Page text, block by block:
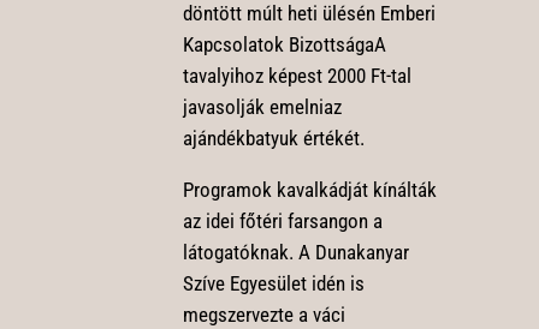
döntött múlt heti ülésén Emberi
Kapcsolatok BizottságaA
tavalyihoz képest 2000 Ft-tal
javasolják emelniaz
ajándékbatyuk értékét.
Programok kavalkádját kínálták
az idei főtéri farsangon a
látogatóknak. A Dunakanyar
Szíve Egyesület idén is
megszervezte a váci